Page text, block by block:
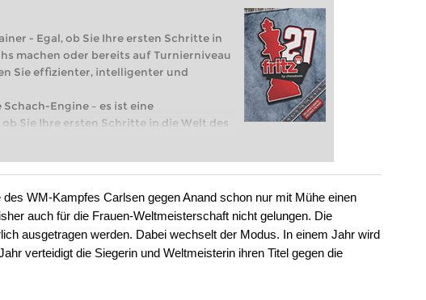
- Egal, ob Sie Ihre ersten Schritte in
machen oder bereits auf Turnierniveau
Sie effizienter, intelligenter und
Engine – es ist eine
Sie Ihre ersten Schritte in die Welt des
bereits auf Turnierniveau spielen: Mit
WM-Kampfes Carlsen gegen Anand schon nur mit Mühe einen
auch für die Frauen-Weltmeisterschaft nicht gelungen. Die
ausgetragen werden. Dabei wechselt der Modus. In einem Jahr wird
verteidigt die Siegerin und Weltmeisterin ihren Titel gegen die